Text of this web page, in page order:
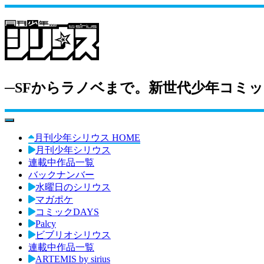
─SFからラノベまで。新世代少年コミ
toggle navigation
月刊少年シリウス HOME
月刊少年シリウス
連載中作品一覧
バックナンバー
水曜日のシリウス
マガポケ
コミックDAYS
Palcy
ビブリオシリウス
連載中作品一覧
ARTEMIS by sirius